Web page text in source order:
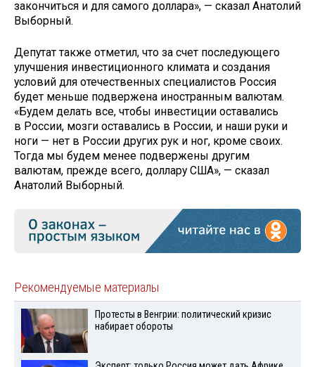
закончиться и для самого доллара», — сказал Анатолий
Выборный.
Депутат также отметил, что за счет последующего
улучшения инвестиционного климата и создания
условий для отечественных специалистов Россия
будет меньше подвержена иностранным валютам.
«Будем делать все, чтобы инвестиции оставались
в России, мозги оставались в России, и наши руки и
ноги — нет в России других рук и ног, кроме своих.
Тогда мы будем менее подвержены другим
валютам, прежде всего, доллару США», — сказал
Анатолий Выборный.
Рекомендуемые материалы
Протесты в Венгрии: политический кризис
набирает обороты